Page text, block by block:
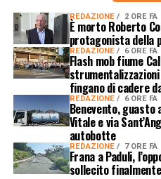
REDAZIONE 2 ORE FA
È morto Roberto
protagonista della
REDAZIONE 6 ORE FA
Flash mob fiume
fingano di cadere
REDAZIONE 6 ORE FA
Benevento, guasto
Vitale e via
autobotte
REDAZIONE 7 ORE FA
Frana a Paduli,
sollecito